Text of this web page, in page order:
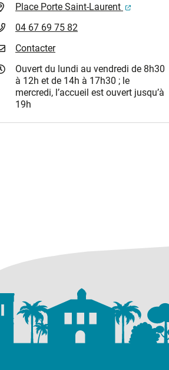
Place Porte Saint-Laurent
04 67 69 75 82
Contacter
Ouvert du lundi au vendredi de 8h30
à 12h et de 14h à 17h30 ; le
mercredi, l’accueil est ouvert jusqu’à
19h